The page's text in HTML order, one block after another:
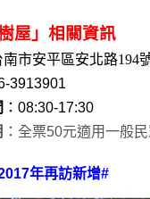
屋」相關資訊
南市安平區安北路194
3913901
：08:30-17:30
：全票50元適用一般
年再訪新增#